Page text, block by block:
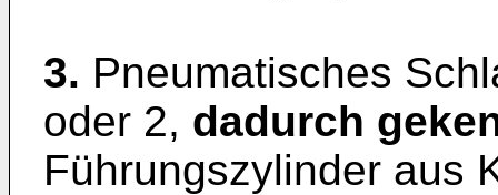
3. Pneumatisches
oder 2, dadurch
Führungszylinder aus